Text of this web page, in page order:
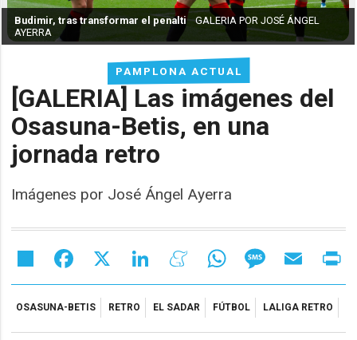
PAMPLONA ACTUAL
[GALERIA] Las imágenes del
Osasuna-Betis, en una
jornada retro
Imágenes por José Ángel Ayerra
Budimir, tras transformar el penalti
GALERIA POR JOSÉ ÁNGEL
AYERRA
Share Facebook LinkedIn MeneameWhatsAppMessageEmail
OSASUNA-BETIS RETRO EL SADAR FÚTBOL LALIGA RETRO